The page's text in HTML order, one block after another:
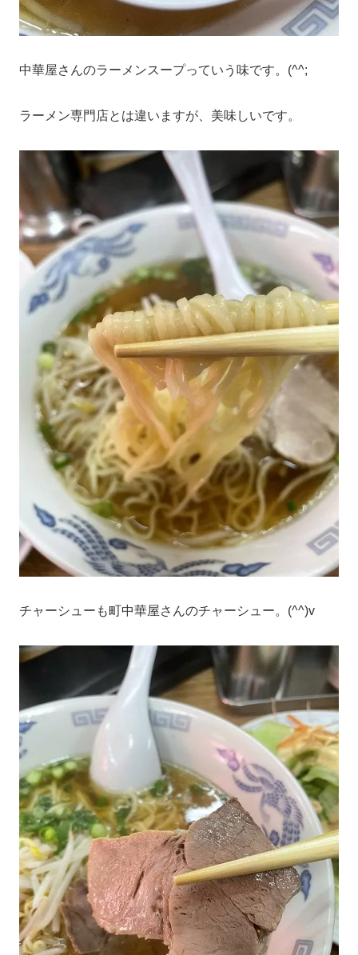
中華屋さんのラーメンスープっていう味です。(^^;
ラーメン専門店とは違いますが、美味しいです。
チャーシューも町中華屋さんのチャーシュー。(^^)v